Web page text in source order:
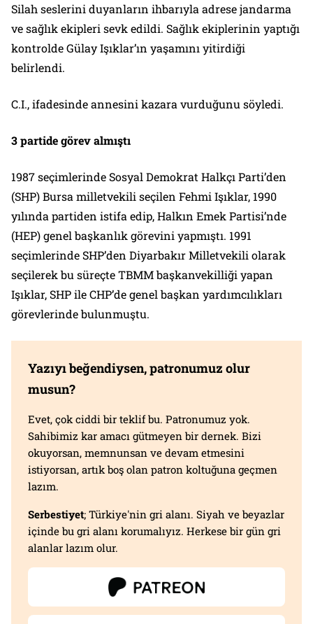
Silah seslerini duyanların ihbarıyla adrese jandarma
ve sağlık ekipleri sevk edildi. Sağlık ekiplerinin yaptığı
kontrolde Gülay Işıklar’ın yaşamını yitirdiği
belirlendi.
C.I., ifadesinde annesini kazara vurduğunu söyledi.
3 partide görev almıştı
1987 seçimlerinde Sosyal Demokrat Halkçı Parti’den
(SHP) Bursa milletvekili seçilen Fehmi Işıklar, 1990
yılında partiden istifa edip, Halkın Emek Partisi’nde
(HEP) genel başkanlık görevini yapmıştı. 1991
seçimlerinde SHP’den Diyarbakır Milletvekili olarak
seçilerek bu süreçte TBMM başkanvekilliği yapan
Işıklar, SHP ile CHP’de genel başkan yardımcılıkları
görevlerinde bulunmuştu.
Yazıyı beğendiysen, patronumuz olur
musun?
Evet, çok ciddi bir teklif bu. Patronumuz yok.
Sahibimiz kar amacı gütmeyen bir dernek. Bizi
okuyorsan, memnunsan ve devam etmesini
istiyorsan, artık boş olan patron koltuğuna geçmen
lazım.
Serbestiyet; Türkiye'nin gri alanı. Siyah ve beyazlar
içinde bu gri alanı korumalıyız. Herkese bir gün gri
alanlar lazım olur.